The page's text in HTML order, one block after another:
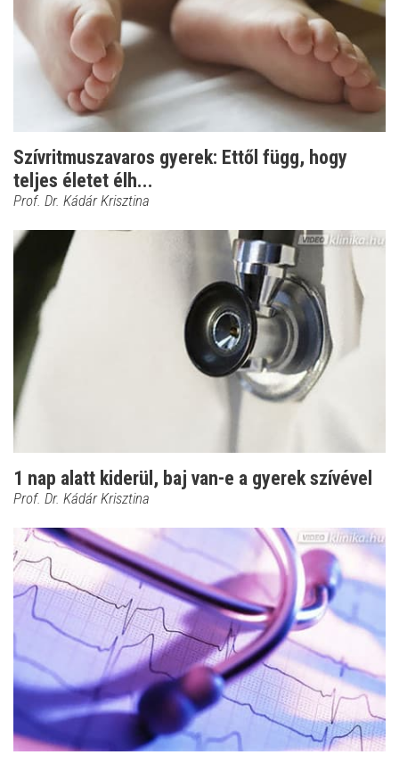
Szívritmuszavaros gyerek: Ettől függ, hogy
teljes életet élh...
Prof. Dr. Kádár Krisztina
1 nap alatt kiderül, baj van-e a gyerek szívével
Prof. Dr. Kádár Krisztina